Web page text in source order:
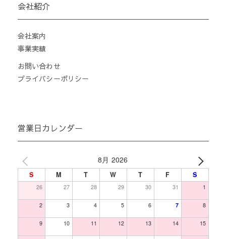
会社紹介
会社案内
事業実績
お問い合わせ
プライバシーポリシー
営業日カレンダー
8月 2026
S M T W T F S
26 27 28 29 30 31 1
2 3 4 5 6 7 8
9 10 11 12 13 14 15